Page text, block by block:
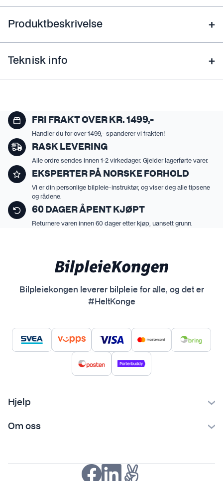
Produktbeskrivelse
Teknisk info
FRI FRAKT OVER KR. 1499,-
Handler du for over 1499,- spanderer vi frakten!
RASK LEVERING
Alle ordre sendes innen 1-2 virkedager. Gjelder lagerførte varer.
EKSPERTER PÅ NORSKE FORHOLD
Vi er din personlige bilpleie-instruktør, og viser deg alle tipsene
og rådene.
60 DAGER ÅPENT KJØPT
Returnere varen innen 60 dager etter kjøp, uansett grunn.
Bilpleiekongen leverer bilpleie for alle, og det er
#HeltKonge
Hjelp
Ofte stilte spørsmål
Om oss